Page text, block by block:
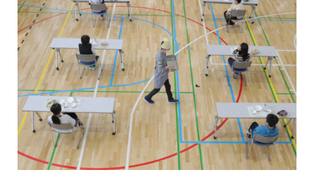
当日の過ごし方
保育所のご案内
ボヤキ100%